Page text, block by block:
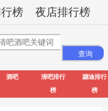
榜 夜店排行榜
酒吧
清吧排行
榜
蹦迪排行
榜